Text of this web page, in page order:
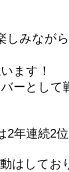
しみなが
ます！
ーとして
2年連続2位
はしてお